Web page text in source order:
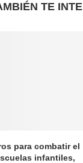
TE
para combatir el
infantiles,